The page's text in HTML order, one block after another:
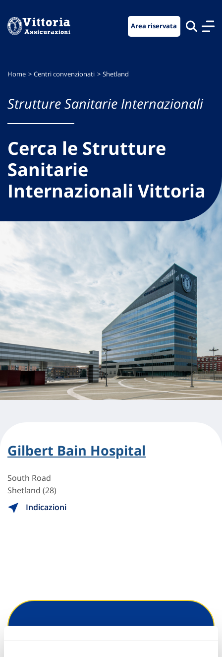
menu
contenuto
footer
Area riservata
Home Centri convenzionati Shetland
Strutture Sanitarie Internazionali
Cerca le Strutture
Sanitarie
Internazionali Vittoria
Gilbert Bain Hospital
South Road
Shetland (28)
Indicazioni